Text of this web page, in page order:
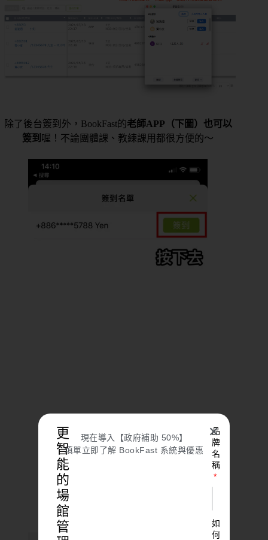
除了後台簽到外，BookFast的老師APP（下圖）也可以
簽到 喔！不論團體課、教練課用都很方便的～
更
智
能
的
場
館
管
現在導入【政府補助 50%】
填單立即了解 BookFast 系統與優惠
品
牌
名
稱
如
何
✕